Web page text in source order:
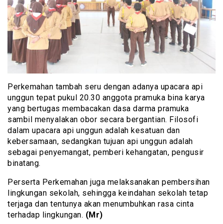
Perkemahan tambah seru dengan adanya upacara api
unggun tepat pukul 20.30 anggota pramuka bina karya
yang bertugas membacakan dasa darma pramuka
sambil menyalakan obor secara bergantian. Filosofi
dalam upacara api unggun adalah kesatuan dan
kebersamaan, sedangkan tujuan api unggun adalah
sebagai penyemangat, pemberi kehangatan, pengusir
binatang.
Perserta Perkemahan juga melaksanakan pembersihan
lingkungan sekolah, sehingga keindahan sekolah tetap
terjaga dan tentunya akan menumbuhkan rasa cinta
terhadap lingkungan. (Mr)